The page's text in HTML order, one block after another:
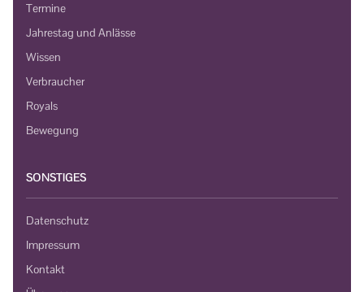
Termine
Jahrestag und Anlässe
Wissen
Verbraucher
Royals
Bewegung
SONSTIGES
Datenschutz
Impressum
Kontakt